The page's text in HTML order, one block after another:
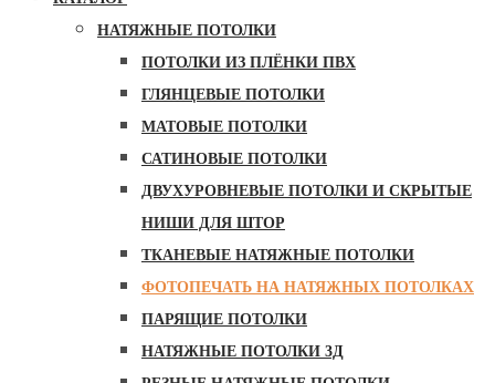
НАТЯЖНЫЕ ПОТОЛКИ
ПОТОЛКИ ИЗ ПЛЁНКИ ПВХ
ГЛЯНЦЕВЫЕ ПОТОЛКИ
МАТОВЫЕ ПОТОЛКИ
САТИНОВЫЕ ПОТОЛКИ
ДВУХУРОВНЕВЫЕ ПОТОЛКИ И СКРЫТЫЕ
НИШИ ДЛЯ ШТОР
ТКАНЕВЫЕ НАТЯЖНЫЕ ПОТОЛКИ
ФОТОПЕЧАТЬ НА НАТЯЖНЫХ ПОТОЛКАХ
ПАРЯЩИЕ ПОТОЛКИ
НАТЯЖНЫЕ ПОТОЛКИ 3Д